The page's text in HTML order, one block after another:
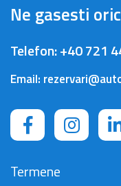
Ne gasesti
Telefon:+40 721
Email:
Termene